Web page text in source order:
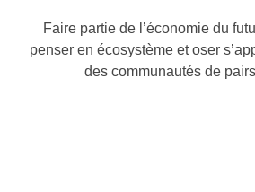
Faire partie de l’économie du
penser en écosystème et oser
des communautés de pairs​